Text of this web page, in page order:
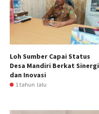
Loh Sumber Capai Status
Desa Mandiri Berkat Sinergi
dan Inovasi
1 tahun lalu